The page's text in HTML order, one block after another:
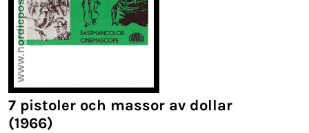
7 pistoler och massor av dollar
(1966)